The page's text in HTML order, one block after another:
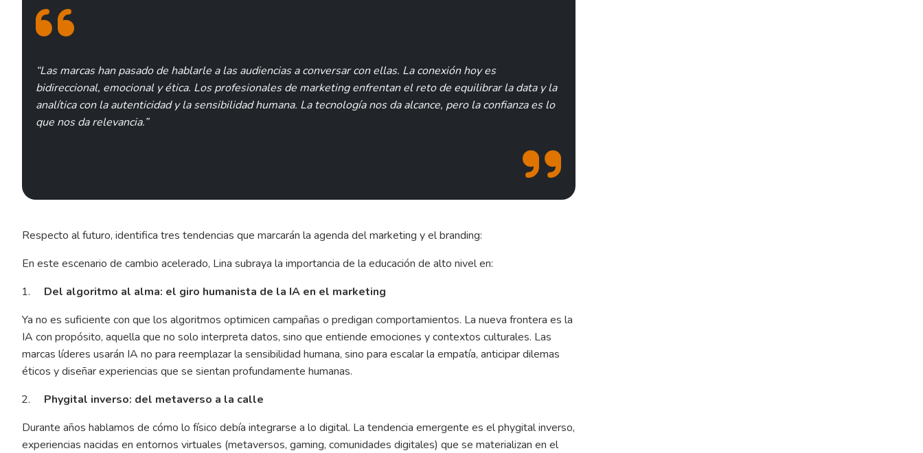
“Las marcas han pasado de hablarle a las audiencias a conversar con ellas. La conexión hoy es
bidireccional, emocional y ética. Los profesionales de marketing enfrentan el reto de equilibrar la data y la
analítica con la autenticidad y la sensibilidad humana. La tecnología nos da alcance, pero la confianza es lo
que nos da relevancia.”
Respecto al futuro, identifica tres tendencias que marcarán la agenda del marketing y el branding:
En este escenario de cambio acelerado, Lina subraya la importancia de la educación de alto nivel en:
Del algoritmo al alma: el giro humanista de la IA en el marketing
Ya no es suficiente con que los algoritmos optimicen campañas o predigan comportamientos. La nueva frontera es la
IA con propósito, aquella que no solo interpreta datos, sino que entiende emociones y contextos culturales. Las
marcas líderes usarán IA no para reemplazar la sensibilidad humana, sino para escalar la empatía, anticipar dilemas
éticos y diseñar experiencias que se sientan profundamente humanas.
Phygital inverso: del metaverso a la calle
Durante años hablamos de cómo lo físico debía integrarse a lo digital. La tendencia emergente es el phygital inverso,
experiencias nacidas en entornos virtuales (metaversos, gaming, comunidades digitales) que se materializan en el